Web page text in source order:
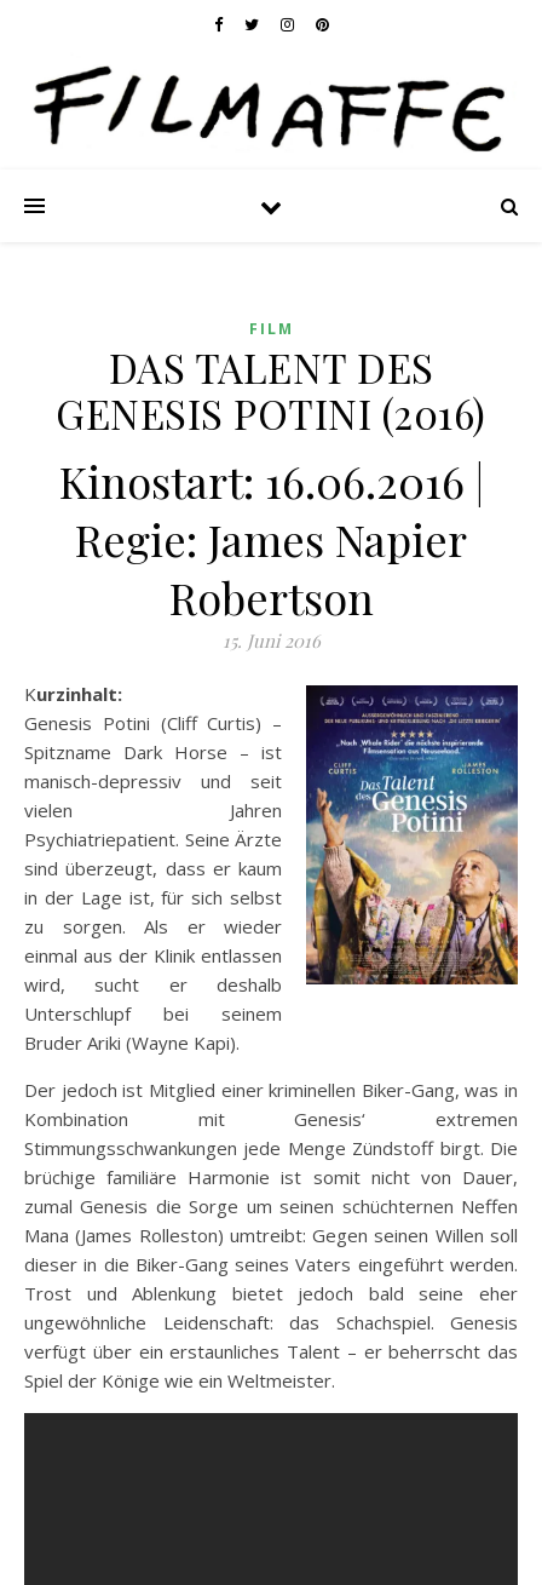
FILM
DAS TALENT DES
GENESIS POTINI (2016)
Kinostart: 16.06.2016 |
Regie: James Napier
Robertson
15. Juni 2016
Kurzinhalt:
Genesis Potini (Cliff Curtis) –
Spitzname Dark Horse – ist
manisch-depressiv und seit
vielen Jahren
Psychiatriepatient. Seine Ärzte
sind überzeugt, dass er kaum
in der Lage ist, für sich selbst
zu sorgen. Als er wieder
einmal aus der Klinik entlassen
wird, sucht er deshalb
Unterschlupf bei seinem
Bruder Ariki (Wayne Kapi).
Der jedoch ist Mitglied einer kriminellen Biker-Gang, was in
Kombination mit Genesis‘ extremen
Stimmungsschwankungen jede Menge Zündstoff birgt. Die
brüchige familiäre Harmonie ist somit nicht von Dauer,
zumal Genesis die Sorge um seinen schüchternen Neffen
Mana (James Rolleston) umtreibt: Gegen seinen Willen soll
dieser in die Biker-Gang seines Vaters eingeführt werden.
Trost und Ablenkung bietet jedoch bald seine eher
ungewöhnliche Leidenschaft: das Schachspiel. Genesis
verfügt über ein erstaunliches Talent – er beherrscht das
Spiel der Könige wie ein Weltmeister.